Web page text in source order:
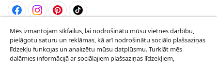
Atteikties no līguma
Iesniegt pieprasījumu par atteikšanos no
pasūtījuma.
Mēs izmantojam sīkfailus, lai nodrošinātu mūsu vietnes darbību,
pielāgotu saturu un reklāmas, kā arī nodrošinātu sociālo plašsaziņas
līdzekļu funkcijas un analizētu mūsu datplūsmu. Turklāt mēs
dalāmies informācijā ar sociālajiem plašsaziņas līdzekļiem,